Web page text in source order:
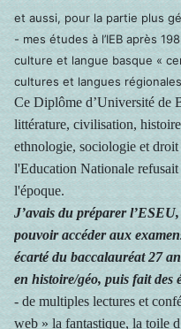
et aussi, pour la partie plus
- mes études à l’IEB après
culture et langue basque «
cultures et langues
Ce Diplôme d’Université de
littérature, civilisation,
ethnologie, sociologie et
l'Education Nationale
l'époque.
J’avais du préparer
pouvoir accéder aux
écarté du baccalauréat 27
en histoire/géo, puis fait des
- de multiples lectures et
web » la fantastique, la toile